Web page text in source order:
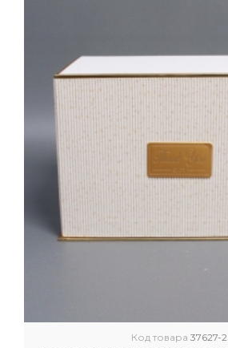
Код товара 37627-2